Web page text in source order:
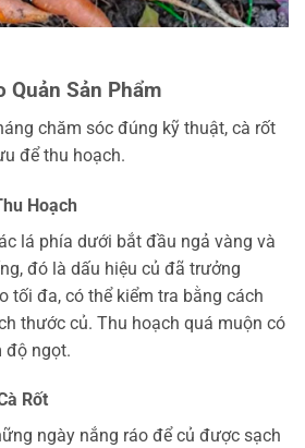
Quản Sản Phẩm
chăm sóc đúng kỹ thuật, cà rốt
để thu hoạch.
Hoạch
lá phía dưới bắt đầu ngả vàng và
đó là dấu hiệu củ đã trưởng
tối đa, có thể kiểm tra bằng cách
thước củ. Thu hoạch quá muộn có
độ ngọt.
Rốt
ngày nắng ráo để củ được sạch